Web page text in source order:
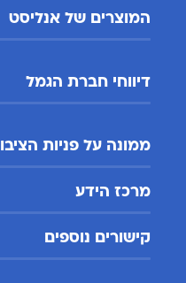
המוצרים של אנליסט
דיווחי חברת הגמל
ממונה על פניות
מרכז הידע
קישורים נוספים